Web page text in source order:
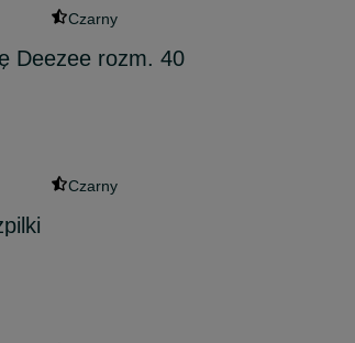
Czarny
Deezee rozm. 40
Czarny